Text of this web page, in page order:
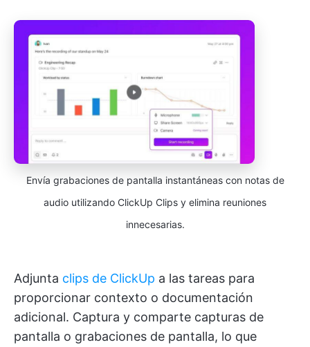
Envía grabaciones de pantalla instantáneas con notas de
audio utilizando ClickUp Clips y elimina reuniones
innecesarias.
Adjunta clips de ClickUp a las tareas para
proporcionar contexto o documentación
adicional. Captura y comparte capturas de
pantalla o grabaciones de pantalla, lo que